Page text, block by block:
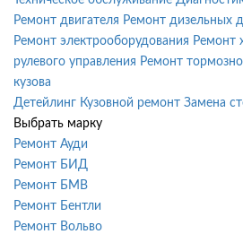
Ремонт двигателя Ремонт дизельных
Ремонт электрооборудования Ремонт
рулевого управления Ремонт
кузова
Детейлинг Кузовной ремонт Замена
Выбрать марку
Ремонт Ауди
Ремонт БИД
Ремонт БМВ
Ремонт Бентли
Ремонт Вольво